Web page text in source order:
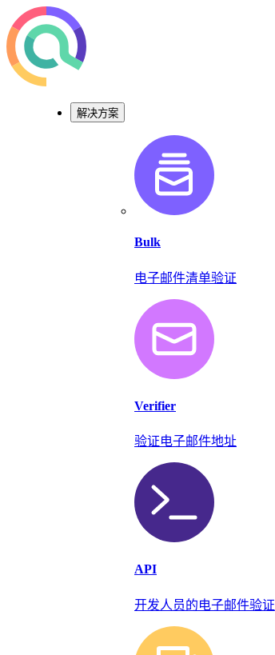
解决方案
Bulk
电子邮件清单验证
Verifier
验证电子邮件地址
API
开发人员的电子邮件验证